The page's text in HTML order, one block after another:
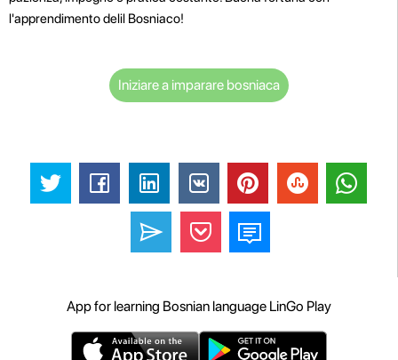
l'apprendimento delil Bosniaco!
Iniziare a imparare bosniaca
App for learning Bosnian language LinGo Play